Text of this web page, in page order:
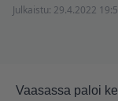
Julkaistu: 29.4.2022
Vaasassa paloi